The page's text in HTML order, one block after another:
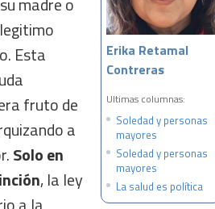
Erika Retamal
Contreras
Ultimas columnas:
Soledad y personas
mayores
Soledad y personas
mayores
La salud es política
Esta
fruto de
a
Solo en
, la ley